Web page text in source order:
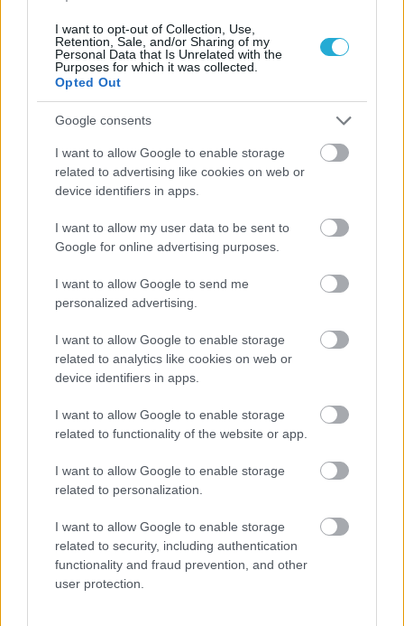
I want to opt-out of Collection, Use,
Retention, Sale, and/or Sharing of my
Personal Data that Is Unrelated with the
Purposes for which it was collected.
Opted Out
Google consents
I want to allow Google to enable storage
related to advertising like cookies on web or
device identifiers in apps.
I want to allow my user data to be sent to
Google for online advertising purposes.
I want to allow Google to send me
personalized advertising.
I want to allow Google to enable storage
related to analytics like cookies on web or
device identifiers in apps.
I want to allow Google to enable storage
related to functionality of the website or app.
I want to allow Google to enable storage
related to personalization.
I want to allow Google to enable storage
related to security, including authentication
functionality and fraud prevention, and other
user protection.
ΡΟΗ ΕΙΔΗΣΕΩΝ
Το πάλεψε μέχρι τέλους η Εθνική γυναικών κόντρα
στην Ιταλία Β’
Η FIVB σχεδιάζει να διοργανώσει το Παγκόσμιο
Πρωτάθλημα τον Δεκέμβριο – Αντιδρούν οι σύλλογοι
06/08/2026
Έτοιμη για… υψηλές πτήσεις η Μπενφίκα του Ψάρρα
Ισόπαλο το πρωτο φιλικό τεστ της Εθνικής στο
Ουρμπίνο
05/08/2026
Προς στρατηγική συνεργασία ΠΑΣΑΠΠ και
Πανεπιστημίου Πατρών